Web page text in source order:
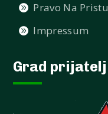
Pravo Na
Impressum
Grad